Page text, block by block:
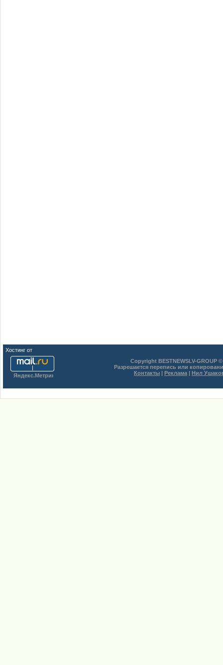
Хостинг от
Copyright BESTNEWSLV-GROUP
Разрешается перепись или
Контакты | Реклама | Нил